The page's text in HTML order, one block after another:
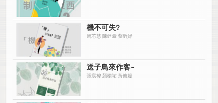
機不可失?
周芯慧 陳廷豪 蔡昕妤
送子鳥來作客~
張宸禕 顏榆祐 黃脩媞